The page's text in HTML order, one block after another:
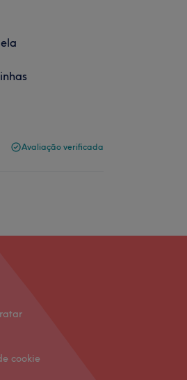
Avaliação verificada
cookie